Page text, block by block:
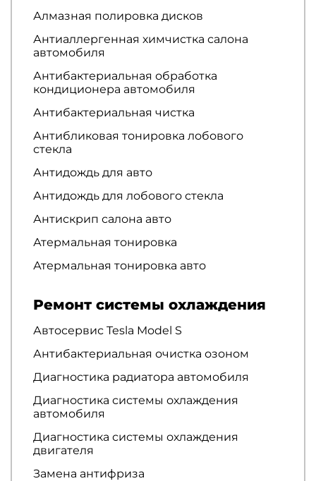
Алмазная полировка дисков
Антиаллергенная химчистка салона
автомобиля
Антибактериальная обработка
кондиционера автомобиля
Антибактериальная чистка
Антибликовая тонировка лобового
стекла
Антидождь для авто
Антидождь для лобового стекла
Антискрип салона авто
Атермальная тонировка
Атермальная тонировка авто
Ремонт системы охлаждения
Автосервис Tesla Model S
Антибактериальная очистка озоном
Диагностика радиатора автомобиля
Диагностика системы охлаждения
автомобиля
Диагностика системы охлаждения
двигателя
Замена антифриза